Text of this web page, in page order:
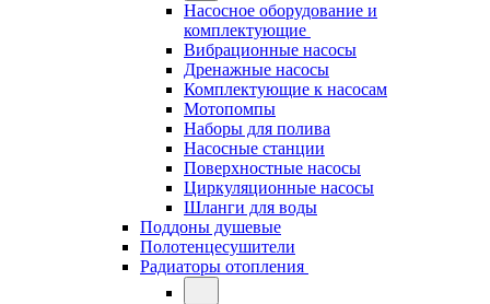
Насосное оборудование и
комплектующие
Вибрационные насосы
Дренажные насосы
Комплектующие к насосам
Мотопомпы
Наборы для полива
Насосные станции
Поверхностные насосы
Циркуляционные насосы
Шланги для воды
Поддоны душевые
Полотенцесушители
Радиаторы отопления